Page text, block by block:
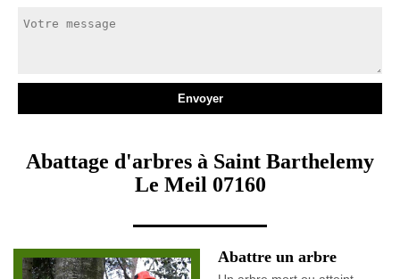
Abattage d'arbres à Saint Barthelemy
Le Meil 07160
Abattre un arbre